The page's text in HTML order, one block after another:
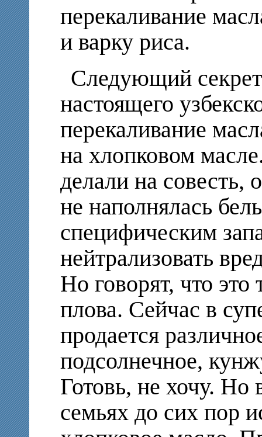
перекаливание
и варку риса.
Следующий
настоящего
перекаливание
на хлопковом
делали на совесть,
не наполнялась
специфическим
нейтрализовать
Но говорят, что
плова. Сейчас в
продается
подсолнечное,
Готовь, не хочу. Но
семьях до сих пор